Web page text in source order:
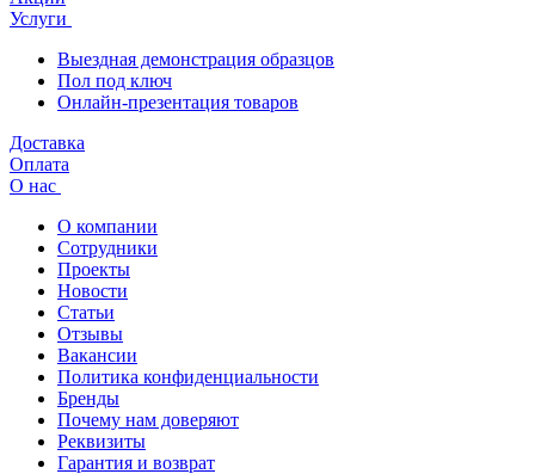
Услуги
Выездная демонстрация образцов
Пол под ключ
Онлайн-презентация товаров
Доставка
Оплата
О нас
О компании
Сотрудники
Проекты
Новости
Статьи
Отзывы
Вакансии
Политика конфиденциальности
Бренды
Почему нам доверяют
Реквизиты
Гарантия и возврат